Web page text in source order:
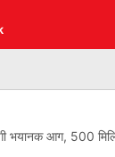
भयानक आग, 500